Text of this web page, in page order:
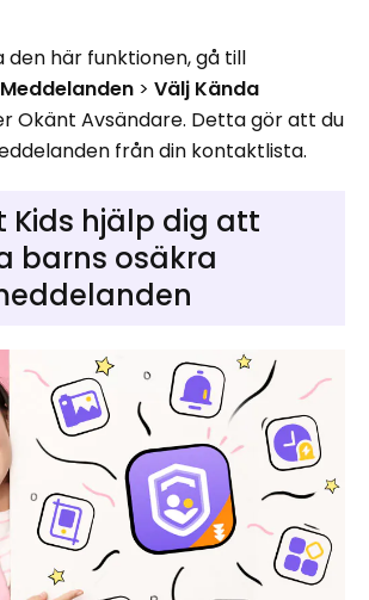
här funktionen, gå till
Meddelanden > Välj Kända
Okänt Avsändare. Detta gör att du
från din kontaktlista.
Kids hjälp dig att
barns osäkra